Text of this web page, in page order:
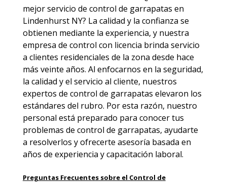
mejor servicio de control de garrapatas en
Lindenhurst NY? La calidad y la confianza se
obtienen mediante la experiencia, y nuestra
empresa de control con licencia brinda servicio
a clientes residenciales de la zona desde hace
más veinte años. Al enfocarnos en la seguridad,
la calidad y el servicio al cliente, nuestros
expertos de control de garrapatas elevaron los
estándares del rubro. Por esta razón, nuestro
personal está preparado para conocer tus
problemas de control de garrapatas, ayudarte
a resolverlos y ofrecerte asesoría basada en
años de experiencia y capacitación laboral.
Preguntas Frecuentes sobre el Control de